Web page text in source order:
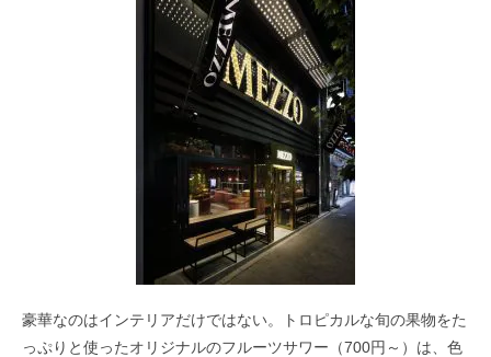
豪華なのはインテリアだけではない。トロピカルな旬の果物をた
っぷりと使ったオリジナルのフルーツサワー（700円～）は、色